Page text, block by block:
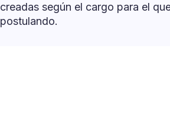
creadas según el cargo para el
postulando.